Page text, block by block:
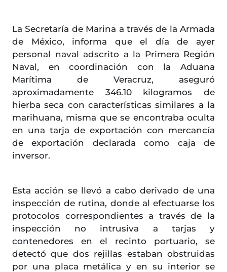
La Secretaría de Marina a través de la Armada
de México, informa que el día de ayer
personal naval adscrito a la Primera Región
Naval, en coordinación con la Aduana
Marítima de Veracruz, aseguró
aproximadamente 346.10 kilogramos de
hierba seca con características similares a la
marihuana, misma que se encontraba oculta
en una tarja de exportación con mercancía
de exportación declarada como caja de
inversor.
Esta acción se llevó a cabo derivado de una
inspección de rutina, donde al efectuarse los
protocolos correspondientes a través de la
inspección no intrusiva a tarjas y
contenedores en el recinto portuario, se
detectó que dos rejillas estaban obstruidas
por una placa metálica y en su interior se